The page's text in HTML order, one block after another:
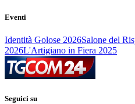
Eventi
Identità Golose 2026Salone del
2026L'Artigiano in Fiera 2025
Seguici su